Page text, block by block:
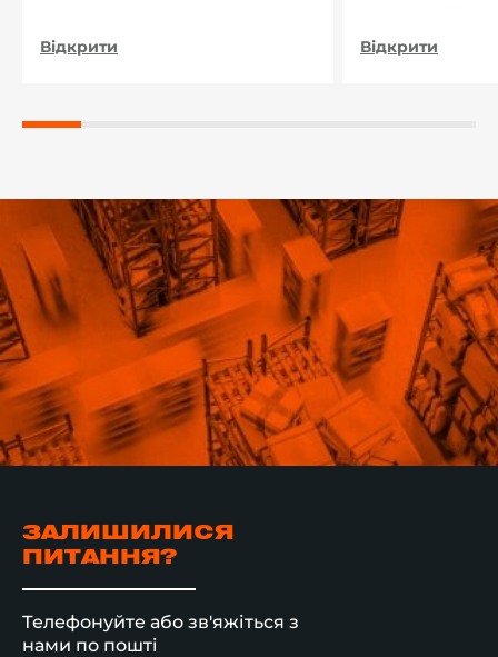
Відкрити
Відкрити
ЗАЛИШИЛИСЯ
ПИТАННЯ?
Телефонуйте або зв'яжіться з
нами по пошті